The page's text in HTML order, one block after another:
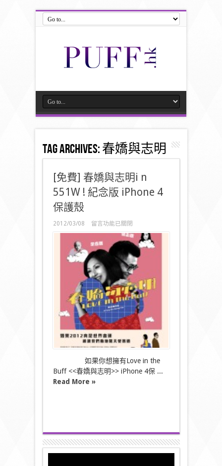
Tag Archives:春嬌與志明
[免費] 春嬌與志明i n
551W ! 紀念版 iPhone 4
保護殼
2012/03/08
在
〈[免
費]
春
嬌
與
志
明
i
n
551W
!
紀
念
版
iPhone
4
保
護
殼〉
中
留言功能已關閉
如果你想擁有Love in the
Buff <<春嬌與志明>> iPhone 4保 ...
Read More »